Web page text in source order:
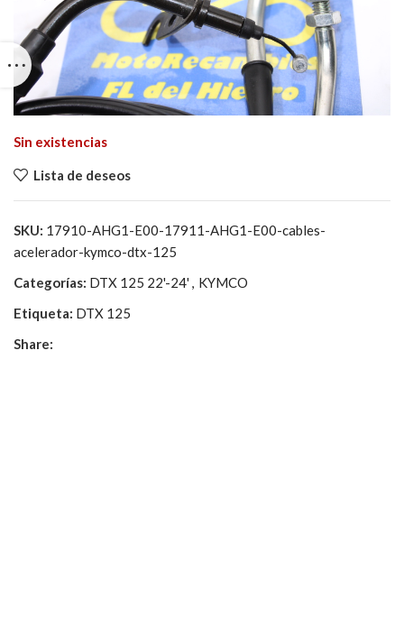
Sin existencias
Lista de deseos
SKU: 17910-AHG1-E00-17911-AHG1-E00-cables-
acelerador-kymco-dtx-125
Categorías: DTX 125 22'-24' , KYMCO
Etiqueta: DTX 125
Share: